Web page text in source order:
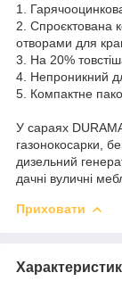
1.
2. Спроєктована
отворами для
3. На 20%
4. Непроникний
5. Компактне
У сараях
газонокосарки,
дизельний
дачні вуличні
Приховати